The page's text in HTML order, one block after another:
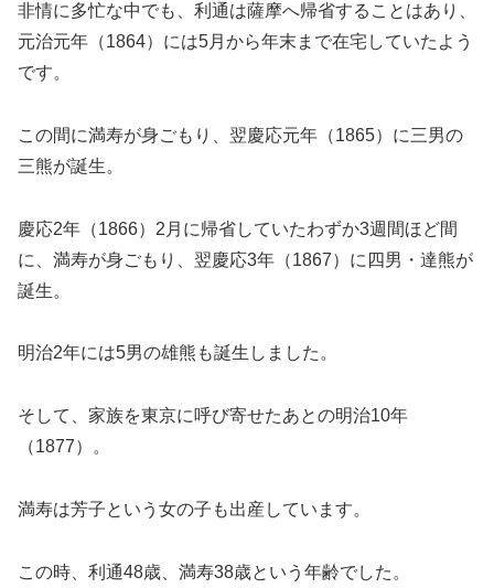
非情に多忙な中でも、利通は薩摩へ帰省することはあり、
元治元年（1864）には5月から年末まで在宅していたよう
です。
この間に満寿が身ごもり、翌慶応元年（1865）に三男の
三熊が誕生。
慶応2年（1866）2月に帰省していたわずか3週間ほど間
に、満寿が身ごもり、翌慶応3年（1867）に四男・達熊が
誕生。
明治2年には5男の雄熊も誕生しました。
そして、家族を東京に呼び寄せたあとの明治10年
（1877）。
満寿は芳子という女の子も出産しています。
この時、利通48歳、満寿38歳という年齢でした。